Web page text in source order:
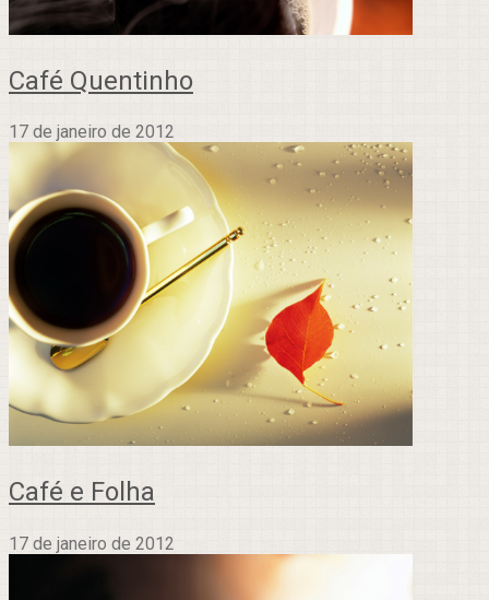
Café Quentinho
17 de janeiro de 2012
Café e Folha
17 de janeiro de 2012